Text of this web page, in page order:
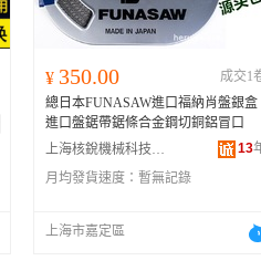
¥ 350.00
成交1
總日本FUNASAW進口福納肖盤銀盒
進口盤鋸帶鋸條合金鋼切銅鋁冒口
上海核銳機械科技有限公司
13
月均發貨速度： 暫無記錄
上海市嘉定區